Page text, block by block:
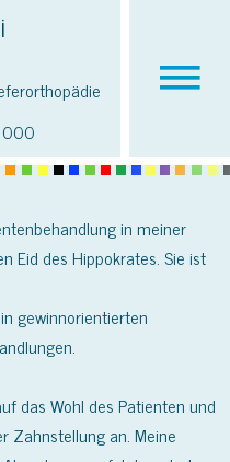
in meiner
Eid des Hippokrates. Sie ist
gewinnorientierten
das Wohl des Patienten und
Zahnstellung an. Meine